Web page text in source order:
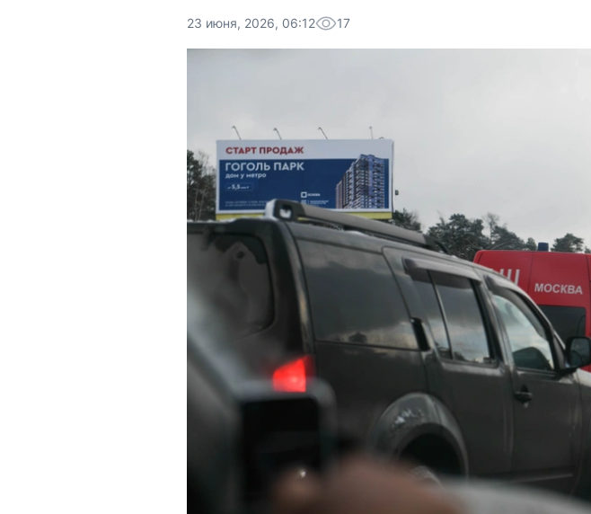
23 июня, 2026, 06:12 17